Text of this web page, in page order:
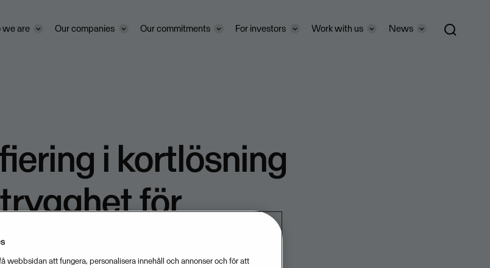
we are Our companies Our commitments For investors Work with us News
i kortlösning
för
webbsidan att fungera, personalisera innehåll och annonser och för att